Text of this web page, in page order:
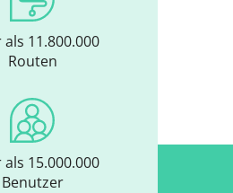
11.800.000
Routen
15.000.000
Benutzer